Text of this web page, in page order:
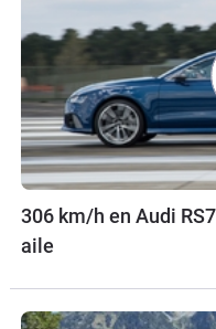
306 km/h en Audi
aile